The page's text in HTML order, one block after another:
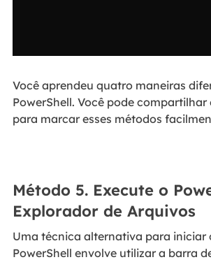
Você aprendeu quatro maneiras
PowerShell. Você pode compartilhar
para marcar esses métodos
Método 5. Execute o
Explorador de Arquivos
Uma técnica alternativa para iniciar
PowerShell envolve utilizar a barra